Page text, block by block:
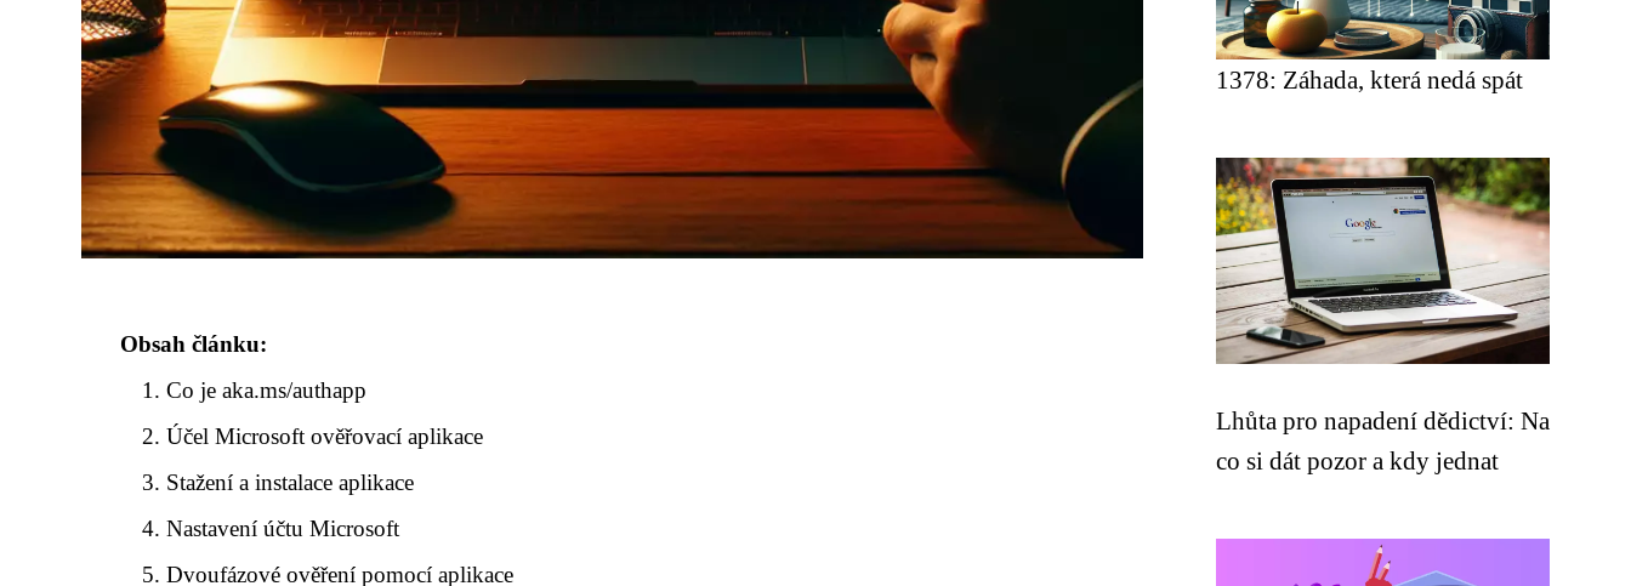
Obsah článku:
Co je aka.ms/authapp
Účel Microsoft ověřovací aplikace
Stažení a instalace aplikace
Nastavení účtu Microsoft
Dvoufázové ověření pomocí aplikace
1378: Záhada, která nedá spát
Lhůta pro napadení dědictví: Na
co si dát pozor a kdy jednat